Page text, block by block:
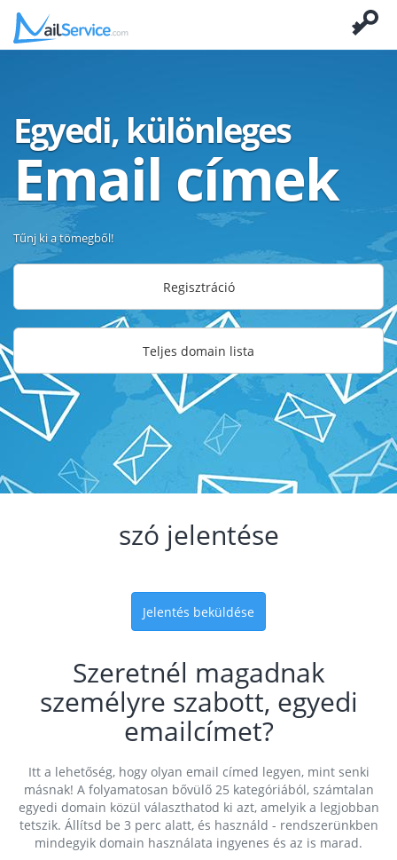
Egyedi, különleges
Email címek
Tűnj ki a tömegből!
Regisztráció
Teljes domain lista
szó jelentése
Jelentés beküldése
Szeretnél magadnak
személyre szabott, egyedi
emailcímet?
Itt a lehetőség, hogy olyan email címed legyen, mint senki
másnak! A folyamatosan bővülő 25 kategóriából, számtalan
egyedi domain közül választhatod ki azt, amelyik a legjobban
tetszik. Állítsd be 3 perc alatt, és használd - rendszerünkben
mindegyik domain használata ingyenes és az is marad.